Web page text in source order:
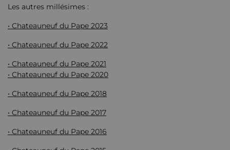
Les autres millésimes :
• Chateauneuf du Pape 2023
• Chateauneuf du Pape 2022
• Chateauneuf du Pape 2021
• Chateauneuf du Pape 2020
• Chateauneuf du Pape 2018
• Chateauneuf du Pape 2017
• Chateauneuf du Pape 2016